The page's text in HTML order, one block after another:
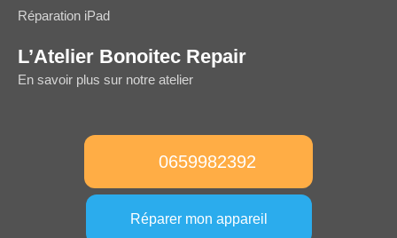
Réparation iPad
L’Atelier Bonoitec Repair
En savoir plus sur notre atelier
0659982392
Réparer mon appareil